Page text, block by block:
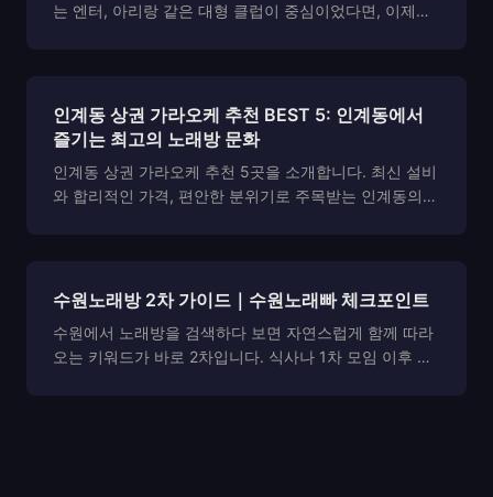
는 엔터, 아리랑 같은 대형 클럽이 중심이었다면, 이제는
인계동 상권 가라오케 추천 BEST 5: 인계동에서
즐기는 최고의 노래방 문화
인계동 상권 가라오케 추천 5곳을 소개합니다. 최신 설비
와 합리적인 가격, 편안한 분위기로 주목받는 인계동의
수원노래방 2차 가이드｜수원노래빠 체크포인트
수원에서 노래방을 검색하다 보면 자연스럽게 함께 따라
오는 키워드가 바로 2차입니다. 식사나 1차 모임 이후 분